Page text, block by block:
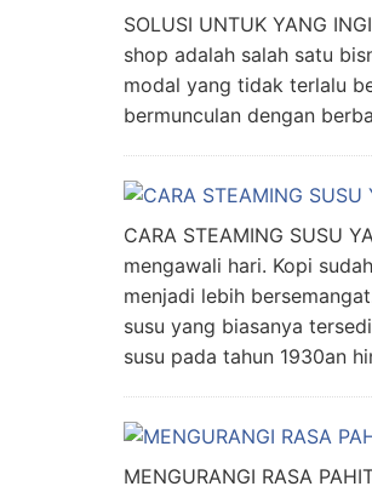
SOLUSI UNTUK YANG
shop adalah salah satu
modal yang tidak terlalu
bermunculan dengan
CARA STEAMING SUSU
mengawali hari. Kopi
menjadi lebih
susu yang biasanya
susu pada tahun 1930an
MENGURANGI RASA